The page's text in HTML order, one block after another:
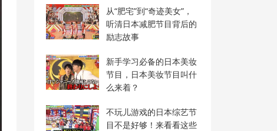
从“肥宅”到“奇迹美女”，
听清日本减肥节目背后的
励志故事
新手学习必备的日本美妆
节目，日本美妆节目叫什
么来着？
不玩儿游戏的日本综艺节
目不是好够！来看看这些